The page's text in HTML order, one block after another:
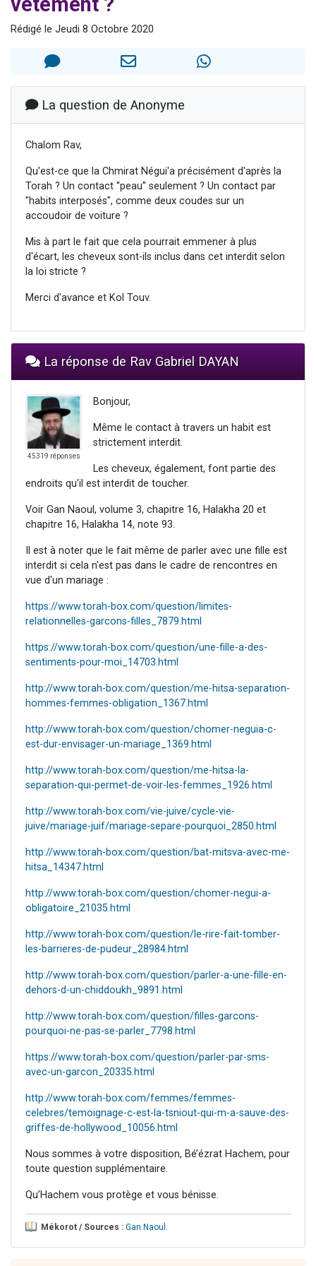
2 personnes viennent de faire un don pour Reloger Rivka, 6 enfants, victime de violences...
Rédigé le Jeudi 8 Octobre 2020
La question de Anonyme
Chalom Rav,
Qu'est-ce que la Chmirat Négui'a précisément d'après la
Torah ? Un contact ''peau'' seulement ? Un contact par
"habits interposés", comme deux coudes sur un
accoudoir de voiture ?
Mis à part le fait que cela pourrait emmener à plus
d'écart, les cheveux sont-ils inclus dans cet interdit selon
la loi stricte ?
Merci d'avance et Kol Touv.
La réponse de Rav Gabriel DAYAN
45319 réponses
Bonjour,
Même le contact à travers un habit est
strictement interdit.
Les cheveux, également, font partie des
endroits qu'il est interdit de toucher.
Voir Gan Naoul, volume 3, chapitre 16, Halakha 20 et
chapitre 16, Halakha 14, note 93.
Il est à noter que le fait même de parler avec une fille est
interdit si cela n'est pas dans le cadre de rencontres en
vue d'un mariage :
https://www.torah-box.com/question/limites-
relationnelles-garcons-filles_7879.html
https://www.torah-box.com/question/une-fille-a-des-
sentiments-pour-moi_14703.html
http://www.torah-box.com/question/me-hitsa-separation-
hommes-femmes-obligation_1367.html
http://www.torah-box.com/question/chomer-neguia-c-
est-dur-envisager-un-mariage_1369.html
http://www.torah-box.com/question/me-hitsa-la-
separation-qui-permet-de-voir-les-femmes_1926.html
http://www.torah-box.com/vie-juive/cycle-vie-
juive/mariage-juif/mariage-separe-pourquoi_2850.html
http://www.torah-box.com/question/bat-mitsva-avec-me-
hitsa_14347.html
http://www.torah-box.com/question/chomer-negui-a-
obligatoire_21035.html
http://www.torah-box.com/question/le-rire-fait-tomber-
les-barrieres-de-pudeur_28984.html
http://www.torah-box.com/question/parler-a-une-fille-en-
dehors-d-un-chiddoukh_9891.html
http://www.torah-box.com/question/filles-garcons-
pourquoi-ne-pas-se-parler_7798.html
https://www.torah-box.com/question/parler-par-sms-
avec-un-garcon_20335.html
http://www.torah-box.com/femmes/femmes-
celebres/temoignage-c-est-la-tsniout-qui-m-a-sauve-des-
griffes-de-hollywood_10056.html
Nous sommes à votre disposition, Bé’ézrat Hachem, pour
toute question supplémentaire.
Qu’Hachem vous protège et vous bénisse.
Mékorot / Sources : Gan Naoul .